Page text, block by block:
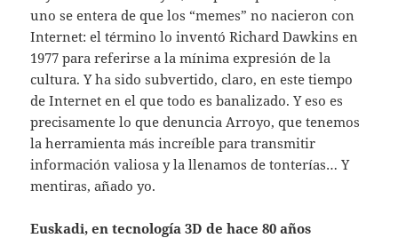
uno se entera de que los “memes” no nacieron con
Internet: el término lo inventó Richard Dawkins en
1977 para referirse a la mínima expresión de la
cultura. Y ha sido subvertido, claro, en este tiempo
de Internet en el que todo es banalizado. Y eso es
precisamente lo que denuncia Arroyo, que tenemos
la herramienta más increíble para transmitir
información valiosa y la llenamos de tonterías… Y
mentiras, añado yo.
Euskadi, en tecnología 3D de hace 80 años